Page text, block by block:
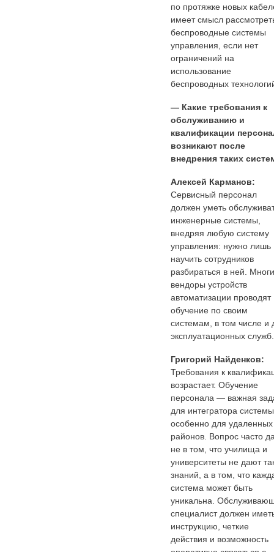
по протяжке новых
имеет смысл
беспроводные системы
управления, если нет
ограничений на
использование
беспроводных
— Какие требования к
обслуживанию и
квалификации
возникают после
внедрения таких
Алексей Карманов:
Сервисный персонал
должен уметь
инженерные системы,
внедряя любую систему
управления: нужно лишь
научить сотрудников
разбираться в ней.
вендоры устройств
автоматизации проводят
обучение по своим
системам, в том числе и
эксплуатационных служб.
Григорий Найденков:
Требования к
возрастает. Обучение
персонала — важная
для интегратора
особенно для удаленных
районов. Вопрос часто
не в том, что училища и
университеты не дают
знаний, а в том, что
система может быть
уникальна.
специалист должен
инструкцию, четкие
действия и возможность